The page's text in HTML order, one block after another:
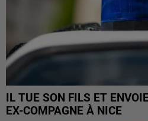
IL TUE SON FILS ET
EX-COMPAGNE À NICE